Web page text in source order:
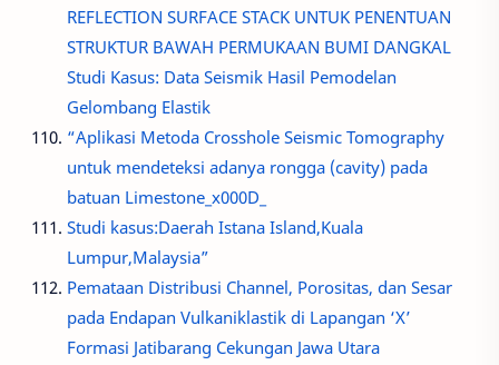
REFLECTION SURFACE STACK UNTUK PENENTUAN
STRUKTUR BAWAH PERMUKAAN BUMI DANGKAL
Studi Kasus: Data Seismik Hasil Pemodelan
Gelombang Elastik
“Aplikasi Metoda Crosshole Seismic Tomography
untuk mendeteksi adanya rongga (cavity) pada
batuan Limestone_x000D_
Studi kasus:Daerah Istana Island,Kuala
Lumpur,Malaysia”
Pemataan Distribusi Channel, Porositas, dan Sesar
pada Endapan Vulkaniklastik di Lapangan ‘X’
Formasi Jatibarang Cekungan Jawa Utara